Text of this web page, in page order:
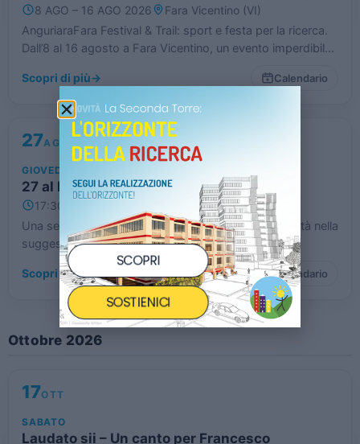
8 AGO – 16 AGO 2026 Fara Vicentino (VI)
AnguriaraFara Festival & Trail: sport e festa per la ricerca.
Dall’8 al 16 agosto a Fara Vicentino, un evento imperdibile
speranza!
Scopri di più→ Calendario
27AGO
GIOVEDÌ
27 al Ristoro
17:30 – 23:00
Una serata speciale di musica, buon cibo e solidarietà nella
suggestiva cornice di Forte Cosenz a Mestre.
Scopri di più Calendario
Ottobre 2026
17OTT
SABATO
Laudato sii – Un canto per Francesco
SCOPRI
SOSTIENICI